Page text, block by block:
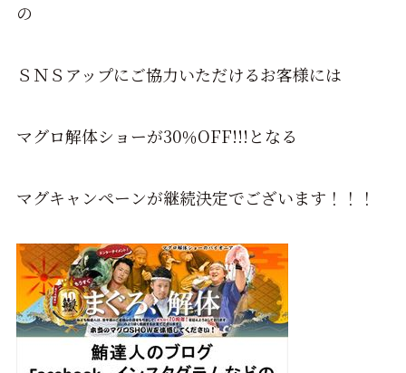
の
ＳＮＳアップにご協力いただけるお客様には
マグロ解体ショーが30％OFF!!!となる
マグキャンペーンが継続決定でございます！！！